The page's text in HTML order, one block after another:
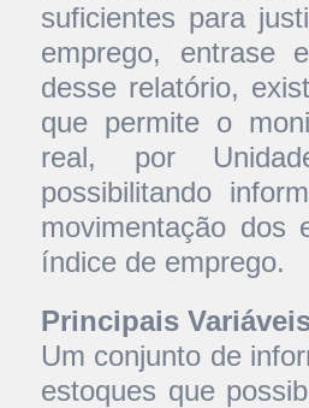
suficientes para
emprego, entrase
desse relatório,
que permite o
real, por
possibilitando
movimentação dos
índice de emprego.
Principais
Um conjunto de
estoques que